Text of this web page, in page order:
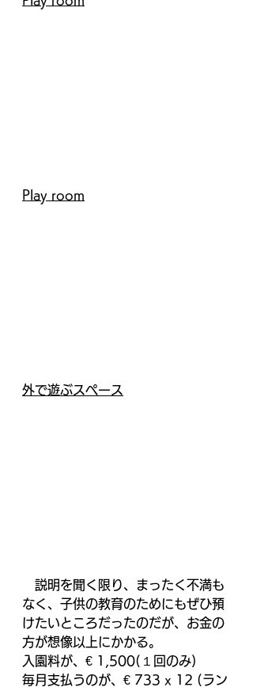
Play room
外で遊ぶスペース
説明を聞く限り、まったく不満も
なく、子供の教育のためにもぜひ預
けたいところだったのだが、お金の
方が想像以上にかかる。
入園料が、€ 1,500(１回のみ)
毎月支払うのが、€ 733 x 12 (ラン